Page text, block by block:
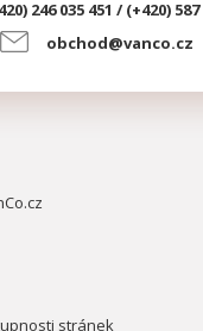
246 035 451 / (+420) 587
obchod@vanco.cz
stránek